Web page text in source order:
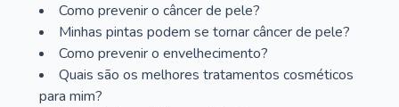
Como prevenir o câncer de pele?
Minhas pintas podem se tornar câncer de pele?
Como prevenir o envelhecimento?
Quais são os melhores tratamentos cosméticos
para mim?